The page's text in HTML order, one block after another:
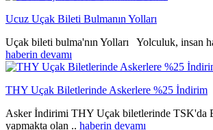
Ucuz Uçak Bileti Bulmanın Yolları
Uçak bileti bulma'nın Yolları Yolculuk, insan
haberin devamı
THY Uçak Biletlerinde Askerlere %25 İndirim
Asker İndirimi THY Uçak biletlerinde TSK'da
yapmakta olan .. haberin devamı